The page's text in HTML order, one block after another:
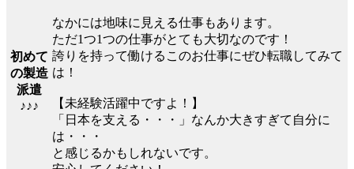
初めて
の製造
派遣
♪♪♪
なかには地味に見える仕事もあります。
ただ1つ1つの仕事がとても大切なのです！
誇りを持って働けるこのお仕事にぜひ転職してみて
は！
【未経験活躍中ですよ！】
「日本を支える・・・」なんか大きすぎて自分に
は・・・
と感じるかもしれないです。